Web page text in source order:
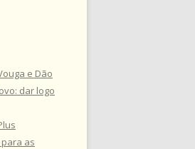
e Dão
dar logo
as